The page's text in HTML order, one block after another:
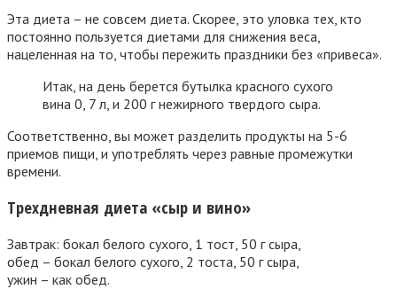
Эта диета – не совсем диета. Скорее, это уловка тех, кто
постоянно пользуется диетами для снижения веса,
нацеленная на то, чтобы пережить праздники без «привеса».
Итак, на день берется бутылка красного сухого
вина 0, 7 л, и 200 г нежирного твердого сыра.
Соответственно, вы может разделить продукты на 5-6
приемов пищи, и употреблять через равные промежутки
времени.
Трехдневная диета «сыр и вино»
Завтрак: бокал белого сухого, 1 тост, 50 г сыра,
обед – бокал белого сухого, 2 тоста, 50 г сыра,
ужин – как обед.